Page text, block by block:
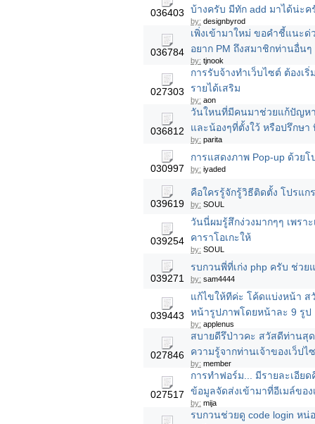
036403
บ้างครับ มีทัก add มาได้น่ะค
by: designbyrod
036784
เพิ่งเข้ามาใหม่ ขอคำชี้แนะ
อยาก PM ถึงสมาชิกท่านอื่นๆ
by: tjnook
027303
การรับจ้างทำเว็บไซต์ ต้องเ
รายได้เสริม
by: aon
036812
วันใหนที่มีคนมาช่วยแก้ปัญห
และน้องๆที่ตั้งใว้ หรือปรึกษา
by: parita
030997
การแสดงภาพ Pop-up ด้วย
by: iyaded
039619
คือใครรู้จักรู้วิธีติดตั้ง โปรแก
by: SOUL
039254
วันนี่ผมรู้สึกง่วงมากๆๆ เพร
คาราโอเกะให้
by: SOUL
039271
รบกวนพี่ที่เก่ง php ครับ ช่ว
by: sam4444
039443
แก้ไขให้ทีค่ะ โค้ดแบ่งหน้า ส
หน้ารูปภาพโดยหน้าละ 9 รูป
by: applenus
027846
สบายดีรึป่าวคะ สวัสดีท่านสุ
ความรู้จากท่านเจ้าของเว็ปไ
by: member
027517
การทำฟอร์ม... มีรายละเอีย
ข้อมูลจัดส่งเข้ามาที่อีเมล์ของ
by: mija
รบกวนช่วยดู code login หน่